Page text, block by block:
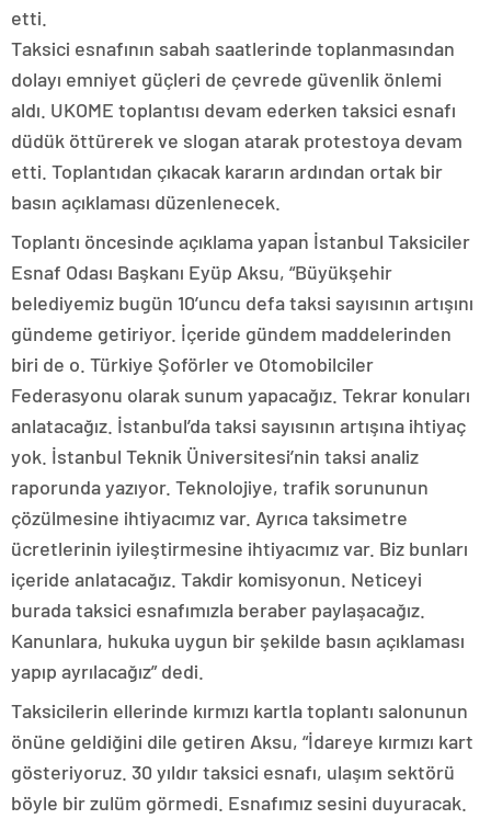
etti.
Taksici esnafının sabah saatlerinde toplanmasından
dolayı emniyet güçleri de çevrede güvenlik önlemi
aldı. UKOME toplantısı devam ederken taksici esnafı
düdük öttürerek ve slogan atarak protestoya devam
etti. Toplantıdan çıkacak kararın ardından ortak bir
basın açıklaması düzenlenecek.
Toplantı öncesinde açıklama yapan İstanbul Taksiciler
Esnaf Odası Başkanı Eyüp Aksu, “Büyükşehir
belediyemiz bugün 10’uncu defa taksi sayısının artışını
gündeme getiriyor. İçeride gündem maddelerinden
biri de o. Türkiye Şoförler ve Otomobilciler
Federasyonu olarak sunum yapacağız. Tekrar konuları
anlatacağız. İstanbul’da taksi sayısının artışına ihtiyaç
yok. İstanbul Teknik Üniversitesi’nin taksi analiz
raporunda yazıyor. Teknolojiye, trafik sorununun
çözülmesine ihtiyacımız var. Ayrıca taksimetre
ücretlerinin iyileştirmesine ihtiyacımız var. Biz bunları
içeride anlatacağız. Takdir komisyonun. Neticeyi
burada taksici esnafımızla beraber paylaşacağız.
Kanunlara, hukuka uygun bir şekilde basın açıklaması
yapıp ayrılacağız” dedi.
Taksicilerin ellerinde kırmızı kartla toplantı salonunun
önüne geldiğini dile getiren Aksu, “İdareye kırmızı kart
gösteriyoruz. 30 yıldır taksici esnafı, ulaşım sektörü
böyle bir zulüm görmedi. Esnafımız sesini duyuracak.